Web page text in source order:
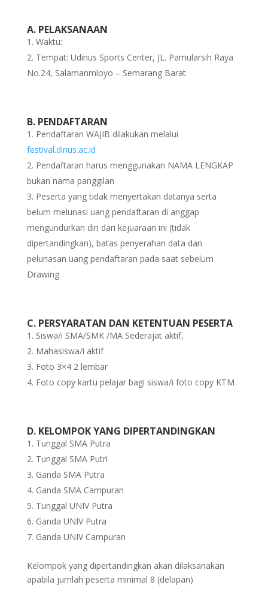
A. PELAKSANAAN
Waktu:
Tempat: Udinus Sports Center, JL. Pamularsih Raya
No.24, Salamanmloyo – Semarang Barat
B. PENDAFTARAN
Pendaftaran WAJIB dilakukan melalui
festival.dinus.ac.id
Pendaftaran harus menggunakan NAMA LENGKAP
bukan nama panggilan
Peserta yang tidak menyertakan datanya serta
belum melunasi uang pendaftaran di anggap
mengundurkan diri dari kejuaraan ini (tidak
dipertandingkan), batas penyerahan data dan
pelunasan uang pendaftaran pada saat sebelum
Drawing
C. PERSYARATAN DAN KETENTUAN PESERTA
Siswa/i SMA/SMK /MA Sederajat aktif,
Mahasiswa/i aktif
Foto 3×4 2 lembar
Foto copy kartu pelajar bagi siswa/i foto copy KTM
D. KELOMPOK YANG DIPERTANDINGKAN
Tunggal SMA Putra
Tunggal SMA Putri
Ganda SMA Putra
Ganda SMA Campuran
Tunggal UNIV Putra
Ganda UNIV Putra
Ganda UNIV Campuran
Kelompok yang dipertandingkan akan dilaksanakan
apabila jumlah peserta minimal 8 (delapan)